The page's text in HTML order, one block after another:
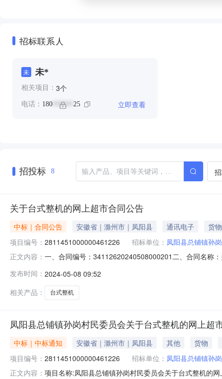
招标联系人
未 未*
相关项目： 3个
电话： 180 ****** 25 立即查看
招投标 8
关于台式整机的网上超市合同公告
中标｜合同公告 安徽省｜滁州市｜凤阳县 通讯电子
货物
项目编号： 2811451000000461226 招标单位： 凤阳县总铺镇孙
正文内容： 一、合同编号：34112620240508000201二、合同名称
县安徽省滁州市凤阳县府城镇府西街北侧联系方式：
发布时间： 2024-05-08 09:52
相关产品：
台式整机
凤阳县总铺镇孙岗村民委员会关于台式整机的网上超
中标｜中标通知 安徽省｜滁州市｜凤阳县 其他
货物
项目编号： 2811451000000461226 招标单位： 凤阳县总铺镇孙
正文内容： 项目名称:凤阳县总铺镇孙岗村民委员会关于台式整机的